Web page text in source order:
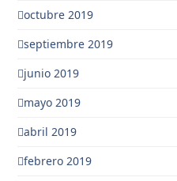
octubre 2019
septiembre 2019
junio 2019
mayo 2019
abril 2019
febrero 2019